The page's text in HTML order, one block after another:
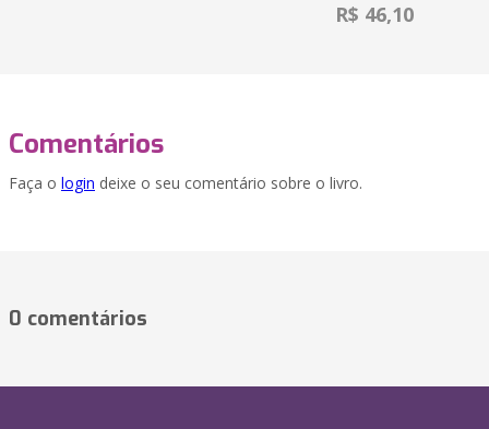
R$ 46,10
Comentários
Faça o login deixe o seu comentário sobre o livro.
0 comentários